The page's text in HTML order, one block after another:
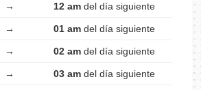
→ 12 am del día siguiente
→ 01 am del día siguiente
→ 02 am del día siguiente
→ 03 am del día siguiente